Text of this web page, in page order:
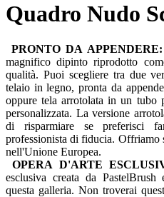
Quadro Nudo
PRONTO DA
magnifico dipinto riprodotto
qualità. Puoi scegliere tra due
telaio in legno, pronta da
oppure tela arrotolata in un tubo
personalizzata. La versione
di risparmiare se preferisci
professionista di fiducia. Offriamo
nell'Unione Europea.
OPERA D'ARTE
esclusiva creata da
questa galleria. Non troverai